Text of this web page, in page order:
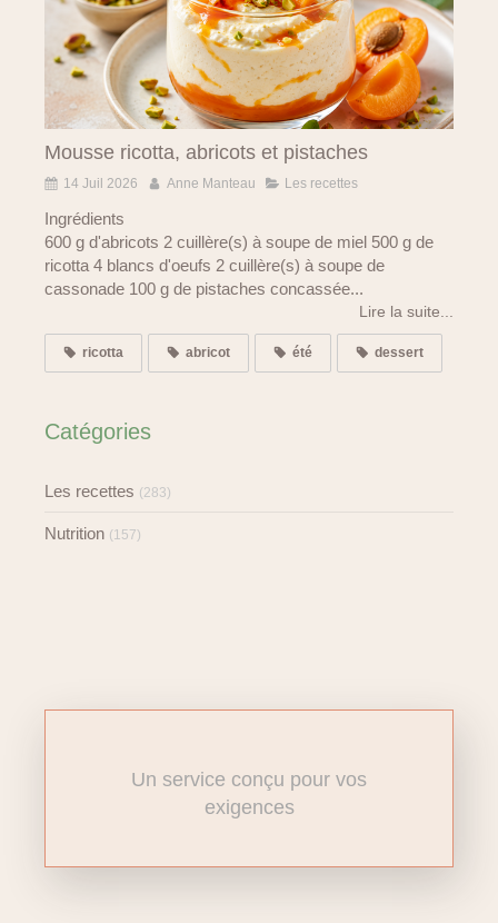
Mousse ricotta, abricots et pistaches
14 Juil 2026 Anne Manteau Les recettes
Ingrédients
600 g d'abricots 2 cuillère(s) à soupe de miel 500 g de
ricotta 4 blancs d'oeufs 2 cuillère(s) à soupe de
cassonade 100 g de pistaches concassée...
Lire la suite...
ricotta abricot été dessert
Catégories
Les recettes (283)
Nutrition (157)
Un service conçu pour vos
exigences